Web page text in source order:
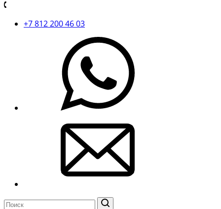
+7 812 200 46 03